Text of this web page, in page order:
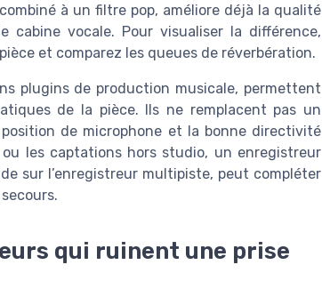
à un filtre pop, améliore déjà la qualité
cabine vocale. Pour visualiser la différence,
et comparez les queues de réverbération.
plugins de production musicale, permettent
de la pièce. Ils ne remplacent pas un
de microphone et la bonne directivité
les captations hors studio, un enregistreur
sur l’enregistreur multipiste, peut compléter
qui ruinent une prise